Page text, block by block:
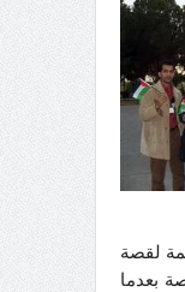
لقصة
بعدما